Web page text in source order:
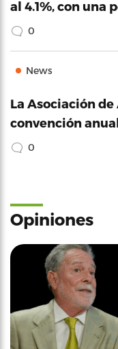
al 4.1%, con una
0
News
La Asociación
convención
0
Opiniones